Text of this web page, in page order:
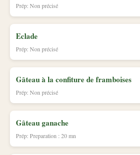
Prép: Non précisé
Eclade
Prép: Non précisé
Gâteau à la confiture de framboises
Prép: Non précisé
Gâteau ganache
Prép: Preparation : 20 mn